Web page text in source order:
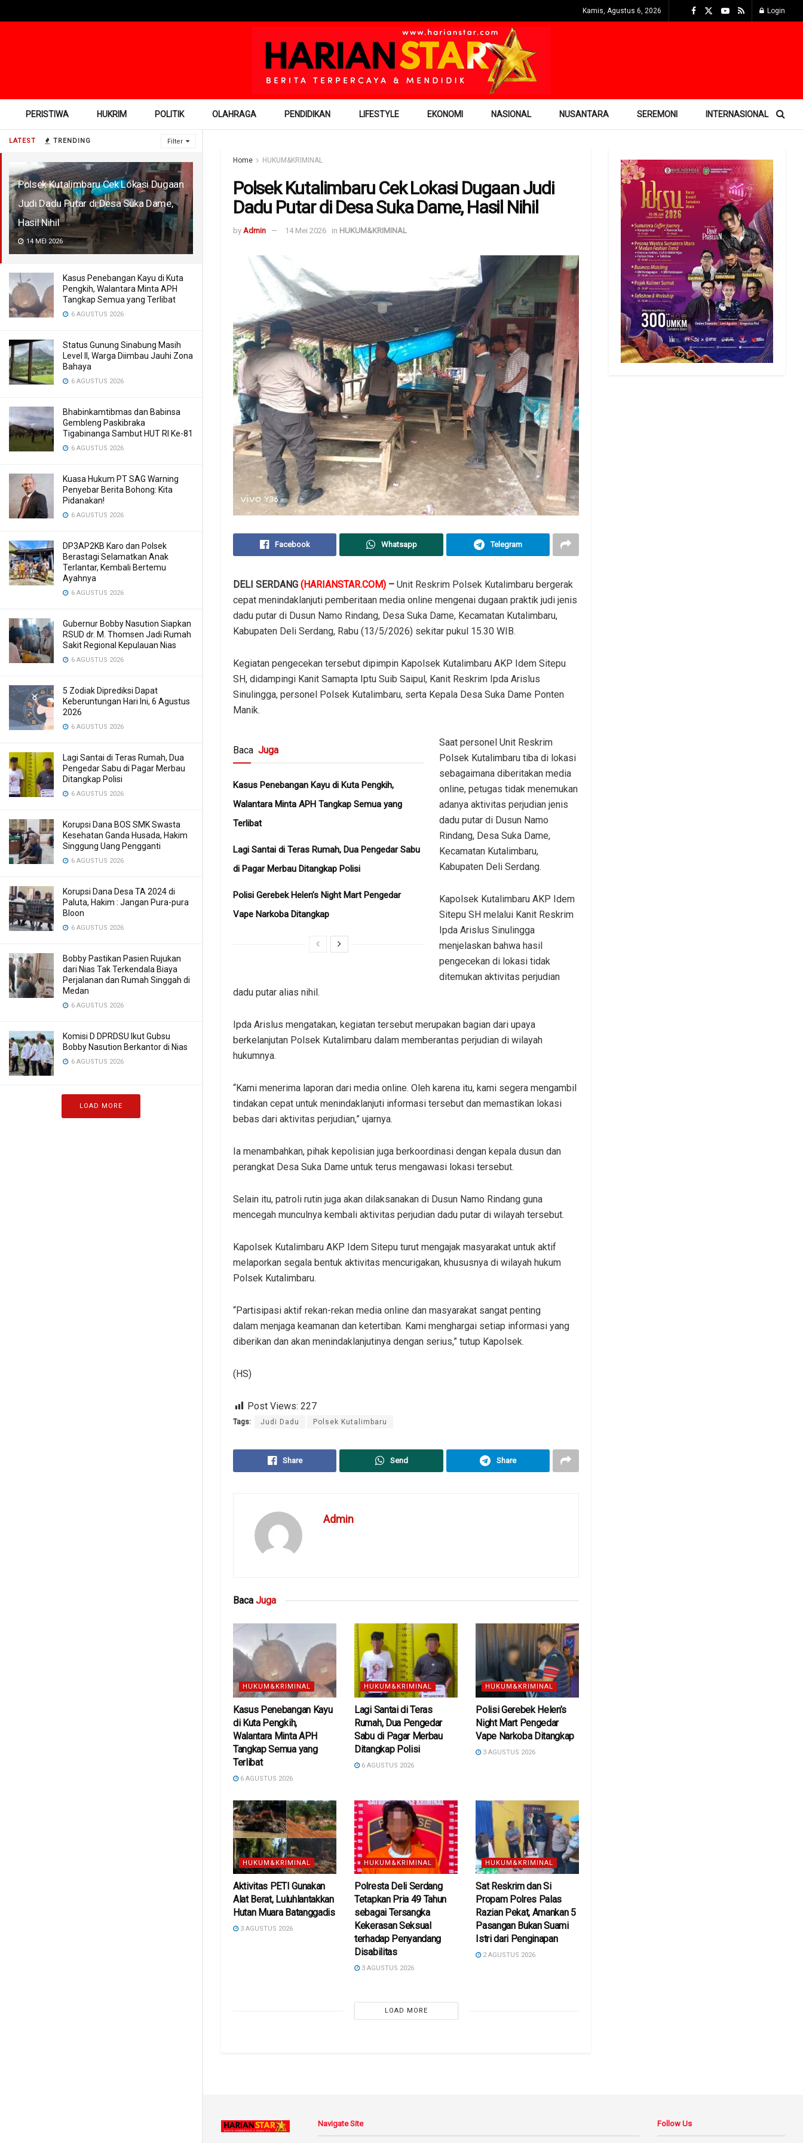
LATEST TRENDING Filter
Polsek Kutalimbaru Cek Lokasi Dugaan
Judi Dadu Putar di Desa Suka Dame,
Hasil Nihil
14 MEI 2026
Kasus Penebangan Kayu di Kuta
Pengkih, Walantara Minta APH
Tangkap Semua yang Terlibat
6 AGUSTUS 2026
Status Gunung Sinabung Masih
Level II, Warga Diimbau Jauhi Zona
Bahaya
6 AGUSTUS 2026
Bhabinkamtibmas dan Babinsa
Gembleng Paskibraka
Tigabinanga Sambut HUT RI Ke-81
6 AGUSTUS 2026
Kuasa Hukum PT SAG Warning
Penyebar Berita Bohong: Kita
Pidanakan!
6 AGUSTUS 2026
DP3AP2KB Karo dan Polsek
Berastagi Selamatkan Anak
Terlantar, Kembali Bertemu
Ayahnya
6 AGUSTUS 2026
Gubernur Bobby Nasution Siapkan
RSUD dr. M. Thomsen Jadi Rumah
Sakit Regional Kepulauan Nias
6 AGUSTUS 2026
5 Zodiak Diprediksi Dapat
Keberuntungan Hari Ini, 6 Agustus
2026
6 AGUSTUS 2026
Lagi Santai di Teras Rumah, Dua
Pengedar Sabu di Pagar Merbau
Ditangkap Polisi
6 AGUSTUS 2026
Korupsi Dana BOS SMK Swasta
Kesehatan Ganda Husada, Hakim
Singgung Uang Pengganti
6 AGUSTUS 2026
Korupsi Dana Desa TA 2024 di
Paluta, Hakim : Jangan Pura-pura
Bloon
6 AGUSTUS 2026
Bobby Pastikan Pasien Rujukan
dari Nias Tak Terkendala Biaya
Perjalanan dan Rumah Singgah di
Medan
6 AGUSTUS 2026
Komisi D DPRDSU Ikut Gubsu
Bobby Nasution Berkantor di Nias
6 AGUSTUS 2026
LOAD MORE
Kamis, Agustus 6, 2026 Login
PERISTIWA HUKRIM POLITIK OLAHRAGA PENDIDIKAN LIFESTYLE EKONOMI NASIONAL NUSANTARA SEREMONI INTERNASIONAL
Home HUKUM&KRIMINAL
Polsek Kutalimbaru Cek Lokasi Dugaan Judi
Dadu Putar di Desa Suka Dame, Hasil Nihil
by Admin 14 Mei 2026 in HUKUM&KRIMINAL
Facebook Whatsapp Telegram
DELI SERDANG (HARIANSTAR.COM) – Unit Reskrim Polsek Kutalimbaru bergerak
cepat menindaklanjuti pemberitaan media online mengenai dugaan praktik judi jenis
dadu putar di Dusun Namo Rindang, Desa Suka Dame, Kecamatan Kutalimbaru,
Kabupaten Deli Serdang, Rabu (13/5/2026) sekitar pukul 15.30 WIB.
Kegiatan pengecekan tersebut dipimpin Kapolsek Kutalimbaru AKP Idem Sitepu
SH, didampingi Kanit Samapta Iptu Suib Saipul, Kanit Reskrim Ipda Arislus
Sinulingga, personel Polsek Kutalimbaru, serta Kepala Desa Suka Dame Ponten
Manik.
Baca Juga
Kasus Penebangan Kayu di Kuta Pengkih,
Walantara Minta APH Tangkap Semua yang
Terlibat
Lagi Santai di Teras Rumah, Dua Pengedar Sabu
di Pagar Merbau Ditangkap Polisi
Polisi Gerebek Helen’s Night Mart Pengedar
Vape Narkoba Ditangkap
Saat personel Unit Reskrim
Polsek Kutalimbaru tiba di lokasi
sebagaimana diberitakan media
online, petugas tidak menemukan
adanya aktivitas perjudian jenis
dadu putar di Dusun Namo
Rindang, Desa Suka Dame,
Kecamatan Kutalimbaru,
Kabupaten Deli Serdang.
Kapolsek Kutalimbaru AKP Idem
Sitepu SH melalui Kanit Reskrim
Ipda Arislus Sinulingga
menjelaskan bahwa hasil
pengecekan di lokasi tidak
ditemukan aktivitas perjudian
dadu putar alias nihil.
Ipda Arislus mengatakan, kegiatan tersebut merupakan bagian dari upaya
berkelanjutan Polsek Kutalimbaru dalam memberantas perjudian di wilayah
hukumnya.
“Kami menerima laporan dari media online. Oleh karena itu, kami segera mengambil
tindakan cepat untuk menindaklanjuti informasi tersebut dan memastikan lokasi
bebas dari aktivitas perjudian,” ujarnya.
Ia menambahkan, pihak kepolisian juga berkoordinasi dengan kepala dusun dan
perangkat Desa Suka Dame untuk terus mengawasi lokasi tersebut.
Selain itu, patroli rutin juga akan dilaksanakan di Dusun Namo Rindang guna
mencegah munculnya kembali aktivitas perjudian dadu putar di wilayah tersebut.
Kapolsek Kutalimbaru AKP Idem Sitepu turut mengajak masyarakat untuk aktif
melaporkan segala bentuk aktivitas mencurigakan, khususnya di wilayah hukum
Polsek Kutalimbaru.
“Partisipasi aktif rekan-rekan media online dan masyarakat sangat penting
dalam menjaga keamanan dan ketertiban. Kami menghargai setiap informasi yang
diberikan dan akan menindaklanjutinya dengan serius,” tutup Kapolsek.
(HS)
Post Views: 227
Tags: Judi Dadu Polsek Kutalimbaru
Share Send Share
Admin
Baca Juga
HUKUM&KRIMINAL
Kasus Penebangan Kayu
di Kuta Pengkih,
Walantara Minta APH
Tangkap Semua yang
Terlibat
6 AGUSTUS 2026
HUKUM&KRIMINAL
Lagi Santai di Teras
Rumah, Dua Pengedar
Sabu di Pagar Merbau
Ditangkap Polisi
6 AGUSTUS 2026
HUKUM&KRIMINAL
Polisi Gerebek Helen’s
Night Mart Pengedar
Vape Narkoba Ditangkap
3 AGUSTUS 2026
HUKUM&KRIMINAL
Aktivitas PETI Gunakan
Alat Berat, Luluhlantakkan
Hutan Muara Batanggadis
3 AGUSTUS 2026
HUKUM&KRIMINAL
Polresta Deli Serdang
Tetapkan Pria 49 Tahun
sebagai Tersangka
Kekerasan Seksual
terhadap Penyandang
Disabilitas
3 AGUSTUS 2026
HUKUM&KRIMINAL
Sat Reskrim dan Si
Propam Polres Palas
Razian Pekat, Amankan 5
Pasangan Bukan Suami
Istri dari Penginapan
2 AGUSTUS 2026
LOAD MORE
Navigate Site Follow Us